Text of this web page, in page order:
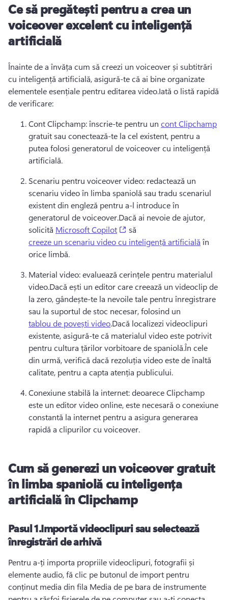
Ce să pregătești pentru a crea un
voiceover excelent cu inteligență
artificială
Înainte de a învăța cum să creezi un voiceover și subtitrări
cu inteligență artificială, asigură-te că ai bine organizate
elementele esențiale pentru editarea video.Iată o listă rapidă
de verificare:
Cont Clipchamp: înscrie-te pentru un cont Clipchamp
gratuit sau conectează-te la cel existent, pentru a
putea folosi generatorul de voiceover cu inteligență
artificială.
Scenariu pentru voiceover video: redactează un
scenariu video în limba spaniolă sau tradu scenariul
existent din engleză pentru a-l introduce în
generatorul de voiceover.Dacă ai nevoie de ajutor,
solicită Microsoft Copilot (opens in a new tab)
să
creeze un scenariu video cu inteligență artificială în
orice limbă.
Material video: evaluează cerințele pentru materialul
video.Dacă ești un editor care creează un videoclip de
la zero, gândește-te la nevoile tale pentru înregistrare
sau la suportul de stoc necesar, folosind un
tablou de povești video.Dacă localizezi videoclipuri
existente, asigură-te că materialul video este potrivit
pentru cultura țărilor vorbitoare de spaniolă.În cele
din urmă, verifică dacă rezoluția video este de înaltă
calitate, pentru a capta atenția publicului.
Conexiune stabilă la internet: deoarece Clipchamp
este un editor video online, este necesară o conexiune
constantă la internet pentru a asigura generarea
rapidă a clipurilor cu voiceover.
Cum să generezi un voiceover gratuit
în limba spaniolă cu inteligența
artificială în Clipchamp
Pasul 1.Importă videoclipuri sau selectează
înregistrări de arhivă
Pentru a-ți importa propriile videoclipuri, fotografii și
elemente audio, fă clic pe butonul de import pentru
conținut media din fila Media de pe bara de instrumente